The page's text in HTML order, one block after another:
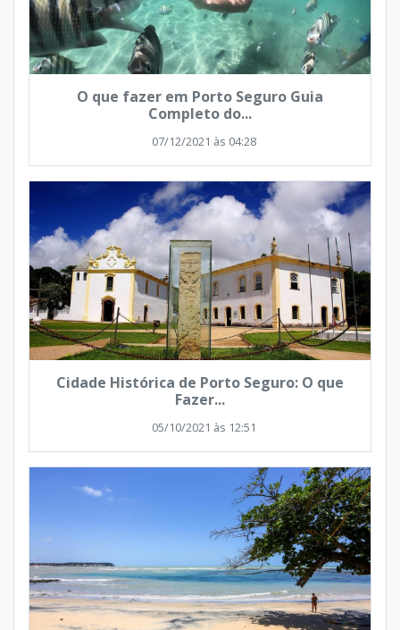
O que fazer em Porto Seguro Guia
Completo do...
07/12/2021 às 04:28
Cidade Histórica de Porto Seguro: O que
Fazer...
05/10/2021 às 12:51